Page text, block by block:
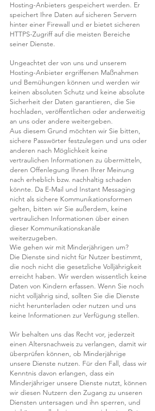
Hosting-Anbieters gespeichert werden. Er
speichert Ihre Daten auf sicheren Servern
hinter einer Firewall und er bietet sicheren
HTTPS-Zugriff auf die meisten Bereiche
seiner Dienste.
Ungeachtet der von uns und unserem
Hosting-Anbieter ergriffenen Maßnahmen
und Bemühungen können und werden wir
keinen absoluten Schutz und keine absolute
Sicherheit der Daten garantieren, die Sie
hochladen, veröffentlichen oder anderweitig
an uns oder andere weitergeben.
Aus diesem Grund möchten wir Sie bitten,
sichere Passwörter festzulegen und uns oder
anderen nach Möglichkeit keine
vertraulichen Informationen zu übermitteln,
deren Offenlegung Ihnen Ihrer Meinung
nach erheblich bzw. nachhaltig schaden
könnte. Da E-Mail und Instant Messaging
nicht als sichere Kommunikationsformen
gelten, bitten wir Sie außerdem, keine
vertraulichen Informationen über einen
dieser Kommunikationskanäle
weiterzugeben.
Wie gehen wir mit Minderjährigen um?
Die Dienste sind nicht für Nutzer bestimmt,
die noch nicht die gesetzliche Volljährigkeit
erreicht haben. Wir werden wissentlich keine
Daten von Kindern erfassen. Wenn Sie noch
nicht volljährig sind, sollten Sie die Dienste
nicht herunterladen oder nutzen und uns
keine Informationen zur Verfügung stellen.
Wir behalten uns das Recht vor, jederzeit
einen Altersnachweis zu verlangen, damit wir
überprüfen können, ob Minderjährige
unsere Dienste nutzen. Für den Fall, dass wir
Kenntnis davon erlangen, dass ein
Minderjähriger unsere Dienste nutzt, können
wir diesen Nutzern den Zugang zu unseren
Diensten untersagen und ihn sperren, und